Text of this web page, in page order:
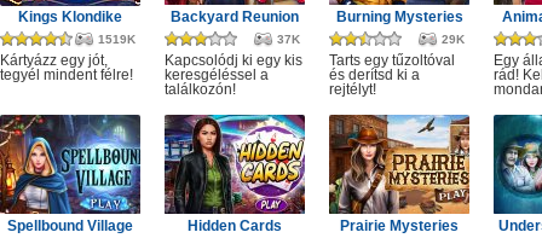
Kings Klondike
1519K
Kártyázz egy jót,
tegyél mindent félre!
Backyard Reunion
37K
Kapcsolódj ki egy kis
keresgéléssel a
találkozón!
Burning Mysteries
29K
Tarts egy tűzoltóval
és derítsd ki a
rejtélyt!
Egy
rád!
Spellbound Village Hidden Cards Prairie Mysteries